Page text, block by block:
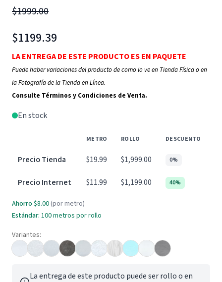
$1999.00
$1199.39
LA ENTREGA DE ESTE PRODUCTO ES EN PAQUETE
Puede haber variaciones del producto de como lo ve en Tienda Física o en
la Fotografía de la Tienda en Línea.
Consulte Términos y Condiciones de Venta.
En stock
METRO ROLLO DESCUENTO
Precio Tienda $19.99 $1,999.00 0%
Precio Internet $11.99 $1,199.00 40%
Ahorro $8.00 (por metro)
Estándar: 100 metros por rollo
Variantes:
La entrega de este producto puede ser rollo o en